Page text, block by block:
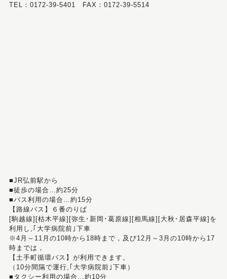
TEL：0172-39-5401 FAX：0172-39-5514
■JR弘前駅から
■徒歩の場合…約25分
■バス利用の場合…約15分
【路線バス】６番のりば
[駒越線][枯木平線][弥生･新岡･葛原線][相馬線][大秋･居森平線]を
利用し,｢大学病院前｣下車
※4月～11月の10時から18時まで，及び12月～3月の10時から17
時までは，
【土手町循環バス】が利用できます。
（10分間隔で運行,｢大学病院前｣下車）
■タクシー利用の場合…約10分